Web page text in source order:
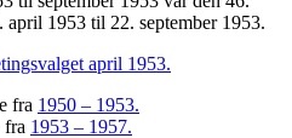
april 1953 til 22. september 1953.
april 1953.
fra 1950 – 1953.
fra 1953 – 1957.